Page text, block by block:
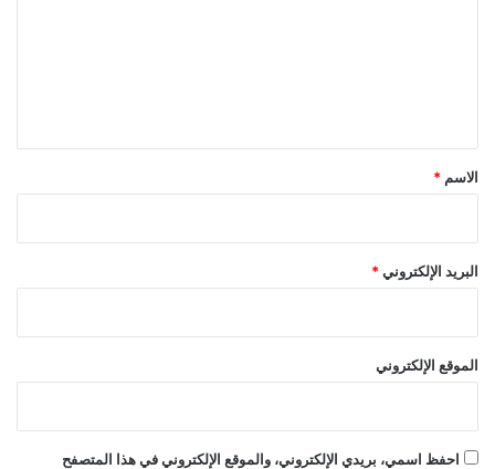
*
الاسم *
البريد الإلكتروني *
الموقع الإلكتروني
احفظ اسمي، بريدي الإلكتروني، والموقع الإلكتروني في هذا المتصفح